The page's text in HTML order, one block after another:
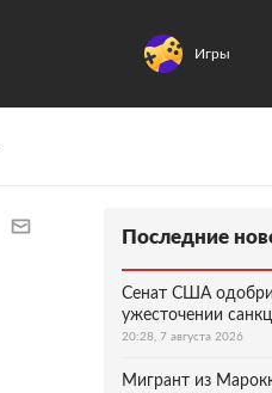
Игры
Последние
Сенат США
ужесточении
20:28, 7 августа 2026
Мигрант из